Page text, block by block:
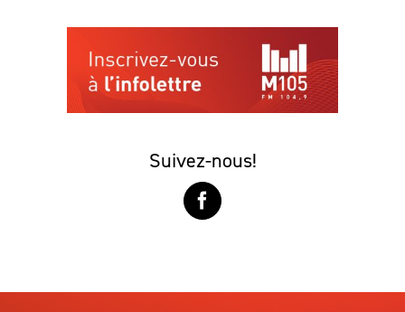
Suivez-nous!